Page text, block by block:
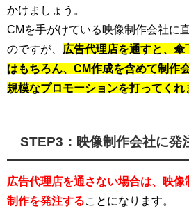
かけましょう。
CMを手がけている映像制作会社に
のですが、
広告代理店を通すと、
はもちろん、CM作成を含めて制作
規模なプロモーションを打ってくれ
STEP3：映像制作会社に発
広告代理店を通さない場合は、映
制作を発注する ことになります。